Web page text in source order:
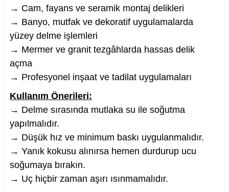
→ Cam, fayans ve seramik montaj delikleri
→ Banyo, mutfak ve dekoratif uygulamalarda
yüzey delme işlemleri
→ Mermer ve granit tezgâhlarda hassas delik
açma
→ Profesyonel inşaat ve tadilat uygulamaları
Kullanım Önerileri:
→ Delme sırasında mutlaka su ile soğutma
yapılmalıdır.
→ Düşük hız ve minimum baskı uygulanmalıdır.
→ Yanık kokusu alınırsa hemen durdurup ucu
soğumaya bırakın.
→ Uç hiçbir zaman aşırı ısınmamalıdır.